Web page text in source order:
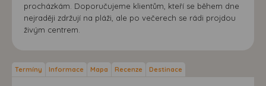
procházkám. Doporučujeme klientům, kteří se během dne
nejraději zdržují na pláži, ale po večerech se rádi projdou
živým centrem.
Termíny Informace Mapa Recenze Destinace